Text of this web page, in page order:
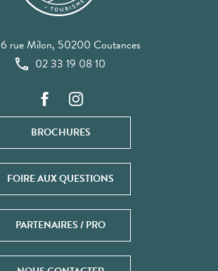
6 rue Milon, 50200 Coutances
02 33 19 08 10
BROCHURES
FOIRE AUX QUESTIONS
PARTENAIRES / PRO